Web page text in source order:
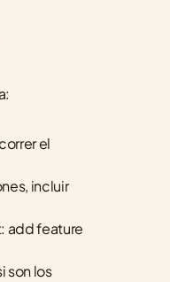
el
incluir
add feature
son los